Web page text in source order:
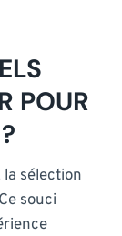
POUR
sélection
souci